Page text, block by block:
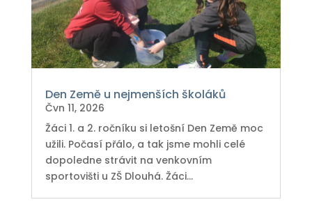
Den Země u nejmenších školáků
Čvn 11, 2026
Žáci 1. a 2. ročníku si letošní Den Země moc
užili. Počasí přálo, a tak jsme mohli celé
dopoledne strávit na venkovním
sportovišti u ZŠ Dlouhá. Žáci...